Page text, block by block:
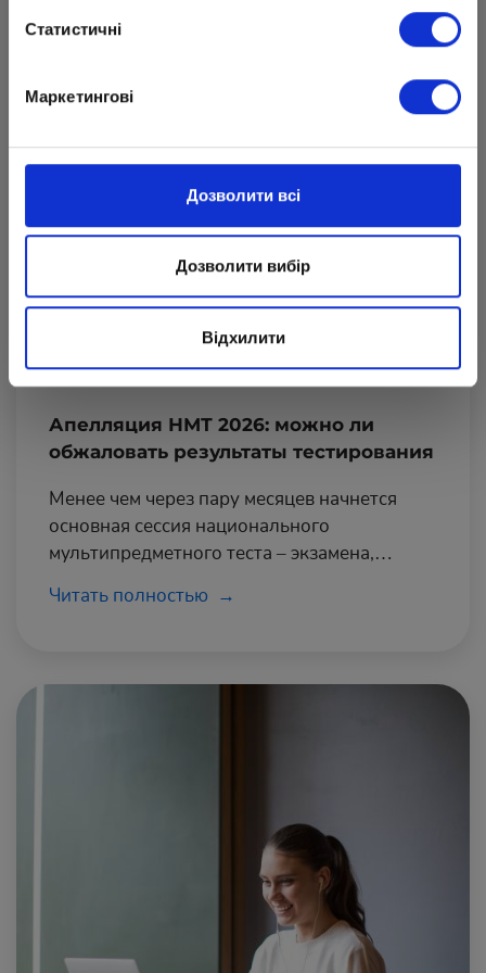
Статистичні
Маркетингові
Дозволити всі
Дозволити вибір
Відхилити
Апелляция НМТ 2026: можно ли
обжаловать результаты тестирования
Менее чем через пару месяцев начнется
основная сессия национального
мультипредметного теста – экзамена,
выпускник школы поступить на желаемую
Читать полностью